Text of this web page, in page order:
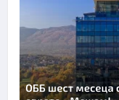
ОББ шест месеца